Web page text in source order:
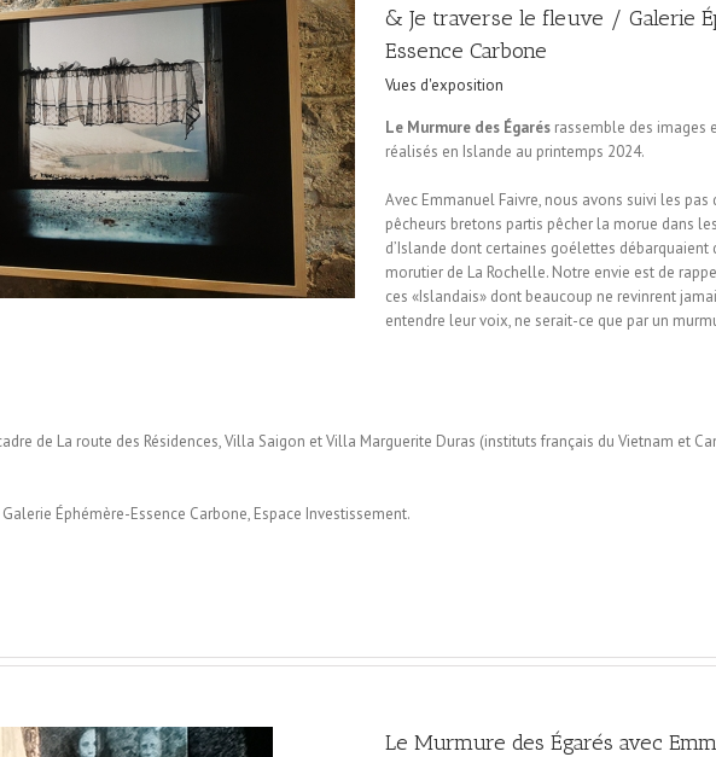
& Je traverse le fleuve / Galerie
Essence Carbone
Vues d'exposition
Le Murmure des Égarés rassemble des images
réalisés en Islande au printemps 2024.
Avec Emmanuel Faivre, nous avons suivi les pas
pêcheurs bretons partis pêcher la morue dans
d’Islande dont certaines goélettes débarquaient
morutier de La Rochelle. Notre envie est de
ces «Islandais» dont beaucoup ne revinrent
entendre leur voix, ne serait-ce que par un
de La route des Résidences, Villa Saigon et Villa Marguerite Duras (instituts français du Vietnam et
Éphémère-Essence Carbone, Espace Investissement.
Le Murmure des Égarés avec